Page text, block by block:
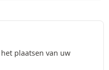
plaatsen van uw